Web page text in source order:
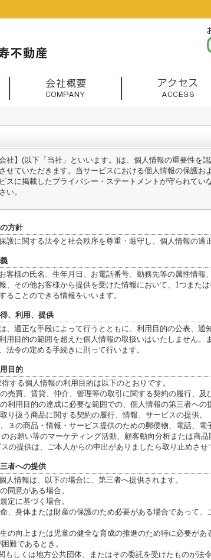
社】(以下「当社」といいます。)は、個人情報の重要性を
せていただきます。当サービスにおける個人情報の保護お
スに掲載したプライバシー・ステートメントが守られてい
い。
方針
護に関する法令と社会秩序を尊重・厳守し、個人情報の適
客様の氏名、生年月日、お電話番号、勤務先等の属性情報
、その他お客様から提供を受けた情報において、1つまた
ることのできる情報をいいます。
、利用、提供
、適正な手段によって行うとともに、利用目的の公表、通
用目的の範囲を超えた個人情報の取扱いはいたしません。
法令の定める手続きに則って行います。
目的
する個人情報の利用目的は以下のとおりです。
の売買、賃貸、仲介、管理等の取引に関する契約の履行、及
の利用目的の達成に必要な範囲での、個人情報の第三者への
取り扱う商品に関する契約の履行、情報、サービスの提供。
、３の商品・情報・サービス提供のための郵便物、電話、
お願い等のマーケティング活動、顧客動向分析または商品
の提供は、ご本人からの申出がありましたら取り止めさせ
者への提供
人情報は、以下の場合に、第三者へ提供されます。
同意がある場合。
定に基づく場合。
命、身体または財産の保護のため必要がある場合であって
生の向上または児童の健全な育成の推進のため特に必要が
難であるとき。
もしくは地方公共団体、またはその委託を受けたものが法